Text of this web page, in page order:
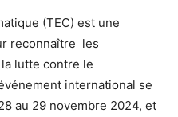
(TEC) est une
reconnaître les
lutte contre le
international se
au 29 novembre 2024, et